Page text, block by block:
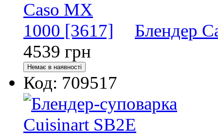
Блендер
4539 грн
Код: 709517